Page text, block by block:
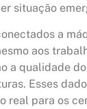
situação
a
aos
a qualidade
Esses
real para os